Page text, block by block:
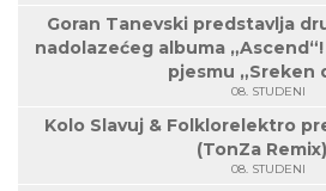
Goran Tanevski predstavlja
nadolazećeg albuma
pjesmu „Sreken
08. STUDENI
Kolo Slavuj & Folklorelektro
(TonZa
08. STUDENI